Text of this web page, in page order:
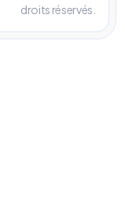
droits réservés.